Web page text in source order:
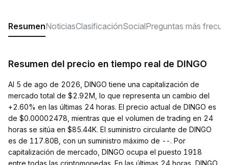
ResumenNoticiasClasificaciónSocialPreguntas más
Resumen del precio en tiempo real de DINGO
Al 5 de ago de 2026, DINGO tiene una capitalización de
mercado total de $2.92M, lo que representa un cambio del
+2.60% en las últimas 24 horas. El precio actual de DINGO es
de $0.00002478, mientras que el volumen de trading en 24
horas se sitúa en $85.44K. El suministro circulante de DINGO
es de 117.80B, con un suministro máximo de --. Por
capitalización de mercado, DINGO ocupa el puesto 1918
entre todas las criptomonedas. En las últimas 24 horas, DINGO